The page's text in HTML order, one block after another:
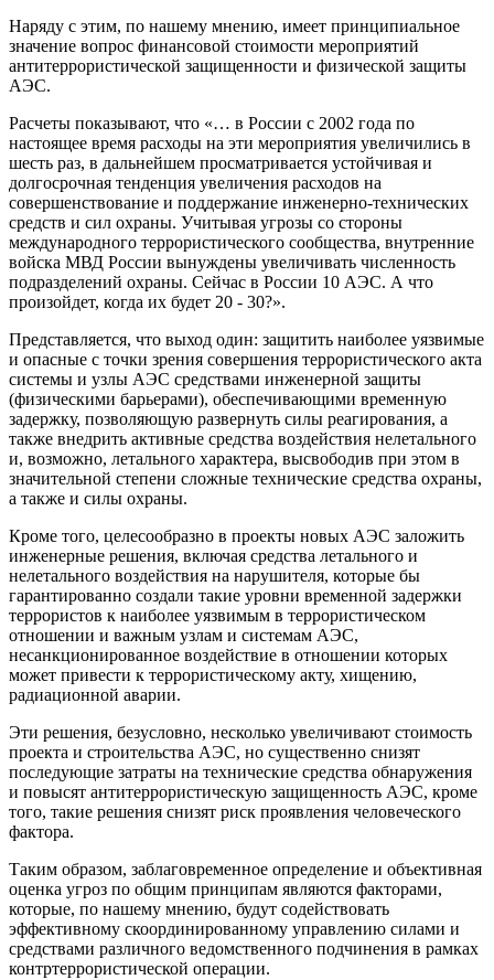
Наряду с этим, по нашему мнению, имеет принципиальное
значение вопрос финансовой стоимости мероприятий
антитеррористической защищенности и физической защиты
АЭС.
Расчеты показывают, что «… в России с 2002 года по
настоящее время расходы на эти мероприятия увеличились в
шесть раз, в дальнейшем просматривается устойчивая и
долгосрочная тенденция увеличения расходов на
совершенствование и поддержание инженерно-технических
средств и сил охраны. Учитывая угрозы со стороны
международного террористического сообщества, внутренние
войска МВД России вынуждены увеличивать численность
подразделений охраны. Сейчас в России 10 АЭС. А что
произойдет, когда их будет 20 - 30?».
Представляется, что выход один: защитить наиболее уязвимые
и опасные с точки зрения совершения террористического акта
системы и узлы АЭС средствами инженерной защиты
(физическими барьерами), обеспечивающими временную
задержку, позволяющую развернуть силы реагирования, а
также внедрить активные средства воздействия нелетального
и, возможно, летального характера, высвободив при этом в
значительной степени сложные технические средства охраны,
а также и силы охраны.
Кроме того, целесообразно в проекты новых АЭС заложить
инженерные решения, включая средства летального и
нелетального воздействия на нарушителя, которые бы
гарантированно создали такие уровни временной задержки
террористов к наиболее уязвимым в террористическом
отношении и важным узлам и системам АЭС,
несанкционированное воздействие в отношении которых
может привести к террористическому акту, хищению,
радиационной аварии.
Эти решения, безусловно, несколько увеличивают стоимость
проекта и строительства АЭС, но существенно снизят
последующие затраты на технические средства обнаружения
и повысят антитеррористическую защищенность АЭС, кроме
того, такие решения снизят риск проявления человеческого
фактора.
Таким образом, заблаговременное определение и объективная
оценка угроз по общим принципам являются факторами,
которые, по нашему мнению, будут содействовать
эффективному скоординированному управлению силами и
средствами различного ведомственного подчинения в рамках
контртеррористической операции.